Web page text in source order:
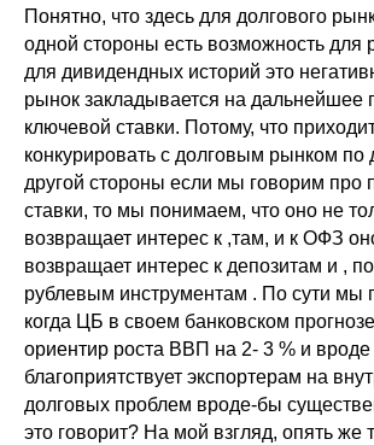
Понятно, что здесь для долгового
одной стороны есть возможность для
для дивидендных историй это
рынок закладывается на
ключевой ставки. Потому, что
конкурировать с долговым рынком по
другой стороны если мы говорим
ставки, то мы понимаем, что оно не
возвращает интерес к ,там, и к ОФЗ
возвращает интерес к депозитам и , по
рублевым инструментам . По сути мы
когда ЦБ в своем банковском
ориентир роста ВВП на 2- 3 % и вроде
благоприятствует экспортерам на
долговых проблем вроде-бы
это говорит? На мой взгляд, опять же